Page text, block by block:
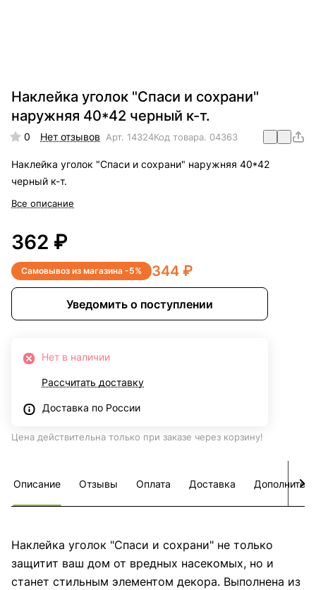
Наклейка уголок "Спаси и сохрани"
наружняя 40*42 черный к-т.
0 Нет отзывов Арт. 14324Код товара. 04363
Наклейка уголок "Спаси и сохрани" наружняя 40*42
черный к-т.
Все описание
362 ₽
Самовывоз из магазина -5% 344 ₽
Уведомить о поступлении
Нет в наличии
Рассчитать доставку
Доставка по России
Цена действительна только при заказе через корзину!
Описание Отзывы Оплата Доставка
Наклейка уголок "Спаси и сохрани" не только
защитит ваш дом от вредных насекомых, но и
станет стильным элементом декора. Выполнена из